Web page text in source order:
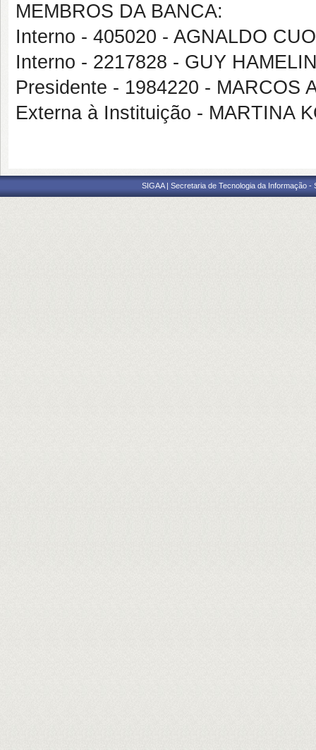
MEMBROS DA BANCA:
Interno - 405020 - AGNALDO
Interno - 2217828 - GUY
Presidente - 1984220 - MARCOS
Externa à Instituição - MARTINA
SIGAA | Secretaria de Tecnologia da Informação